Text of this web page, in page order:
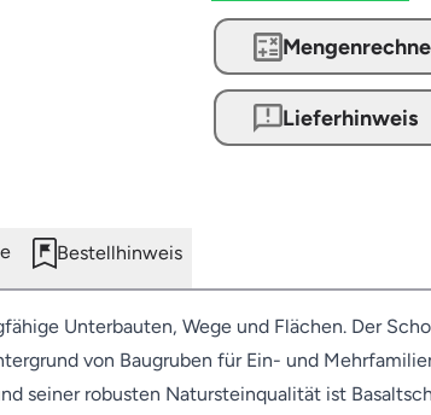
Lieferhinweis
Bestellhinweis
Unterbauten, Wege und Flächen. Der
von Baugruben für Ein- und
seiner robusten Natursteinqualität ist